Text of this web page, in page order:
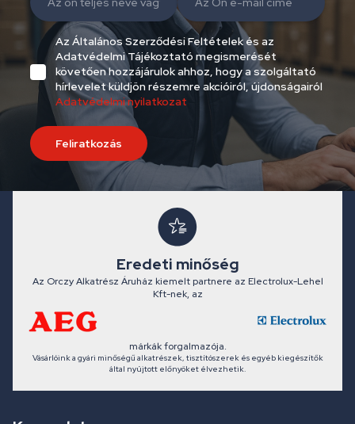
Az Általános Szerződési Feltételek és az
Adatvédelmi Tájékoztató megismerését
követően hozzájárulok ahhoz, hogy a szolgáltató
hírlevelet küldjön részemre akcióiról, újdonságairól
Adatvédelmi nyilatkozat
Feliratkozás
Eredeti minőség
Az Orczy Alkatrész Áruház kiemelt partnere az Electrolux-Lehel
Kft-nek, az
márkák forgalmazója.
Vásárlóink a gyári minőségű alkatrészek, tisztítószerek és egyéb kiegészítők
által nyújtott előnyöket élvezhetik.